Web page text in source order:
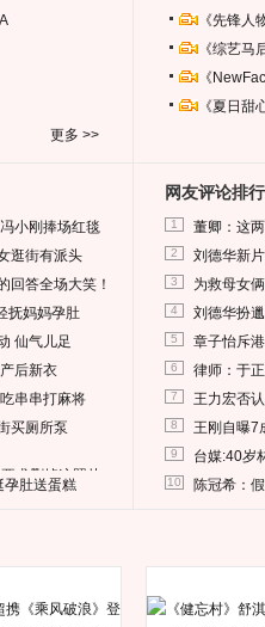
更多 >>
《先锋
《综艺
《
《夏日
小刚捧场红毯
逛街有派头
回答全场大笑！
抚妈妈孕肚
仙气儿足
后新衣
串串打麻将
买厕所泵
求删掉这照片
孕肚送蛋糕
网友评论排行
1 董卿：这
2 刘德华新
3 为救母女
4 刘德华扮
5 章子怡斥
6 律师：于
7 王力宏否
8 王刚自曝7
9 台媒:40岁
10 陈冠希：